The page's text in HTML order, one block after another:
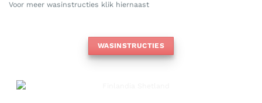
Voor meer wasinstructies klik hiernaast
WASINSTRUCTIES